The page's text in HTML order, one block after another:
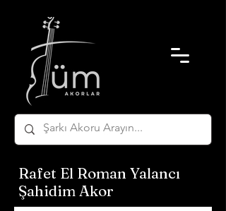
Rafet El Roman Yalancı
Şahidim Akor